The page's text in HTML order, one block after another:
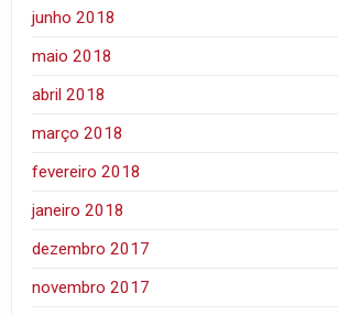
junho 2018
maio 2018
abril 2018
março 2018
fevereiro 2018
janeiro 2018
dezembro 2017
novembro 2017